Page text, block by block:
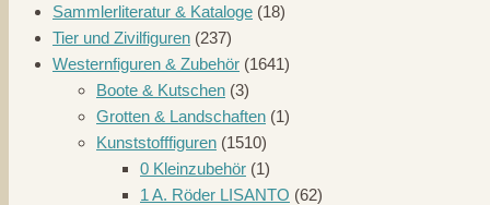
Sammlerliteratur & Kataloge (18)
Tier und Zivilfiguren (237)
Westernfiguren & Zubehör (1641)
Boote & Kutschen (3)
Grotten & Landschaften (1)
Kunststofffiguren (1510)
0 Kleinzubehör (1)
1 A. Röder LISANTO (62)